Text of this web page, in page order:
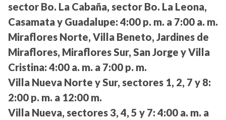
sector Bo. La Cabaña, sector Bo. La Leona,
Casamata y Guadalupe: 4:00 p. m. a 7:00 a. m.
Miraflores Norte, Villa Beneto, Jardines de
Miraflores, Miraflores Sur, San Jorge y Villa
Cristina: 4:00 a. m. a 7:00 p. m.
Villa Nueva Norte y Sur, sectores 1, 2, 7 y 8:
2:00 p. m. a 12:00 m.
Villa Nueva, sectores 3, 4, 5 y 7: 4:00 a. m. a